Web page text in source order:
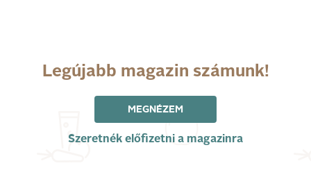
Legújabb magazin számunk!
MEGNÉZEM
Szeretnék előfizetni a magazinra